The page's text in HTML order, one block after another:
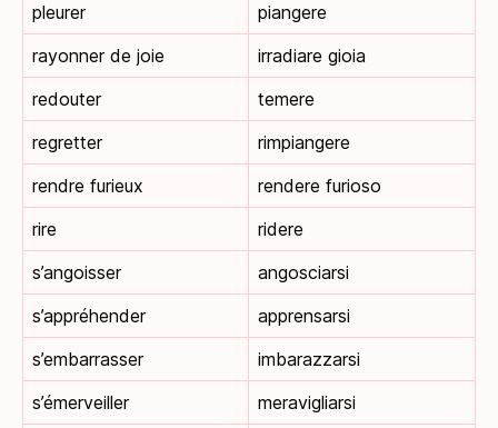
pleurer
piangere
rayonner de joie
irradiare gioia
redouter
temere
regretter
rimpiangere
rendre furieux
rendere furioso
rire
ridere
s’angoisser
angosciarsi
s’appréhender
apprensarsi
s’embarrasser
imbarazzarsi
s’émerveiller
meravigliarsi